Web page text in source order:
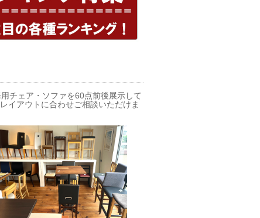
チェア・ソファを60点前後展示して
イアウトに合わせご相談いただけま